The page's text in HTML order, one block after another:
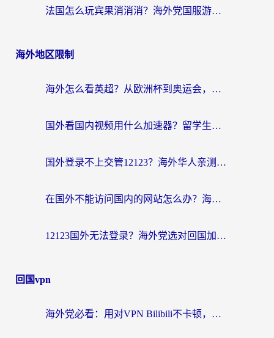
法国怎么玩宾果消消消？海外党国服游戏加速器终极指南（附漫威召唤与合成解决办法）
海外地区限制
海外怎么看英超？从欧洲杯到奥运会，一份让你不卡壳的中文解说观看指南
国外看国内视频用什么加速器？留学生和海外华人的实用指南
国外登录不上交管12123？海外华人亲测有效的回国加速器选择指南
在国外不能访问国内的网站怎么办？海外党必看的无缝回国上网指南
12123国外无法登录？海外党选对回国加速器，轻松解决国内资源访问难题
回国vpn
海外党必看：用对VPN Bilibili不卡顿，英国玩国内游戏也丝滑——2026回国加速器选择指南